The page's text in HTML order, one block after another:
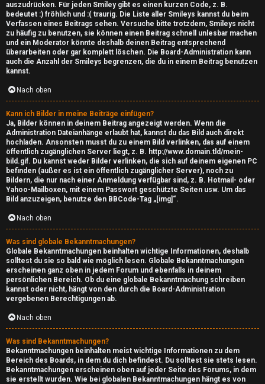
auszudrücken. Für jeden Smiley gibt es einen kurzen Code, z. B.
bedeutet :) fröhlich und :( traurig. Die Liste aller Smileys kannst du beim
Verfassen eines Beitrags sehen. Versuche bitte trotzdem, Smileys nicht
zu häufig zu benutzen, sie können einen Beitrag schnell unlesbar machen
und ein Moderator könnte deshalb deinen Beitrag entsprechend
überarbeiten oder gar komplett löschen. Die Board-Administration kann
auch die Anzahl der Smileys begrenzen, die du in einem Beitrag benutzen
kannst.
Nach oben
Kann ich Bilder in meine Beiträge einfügen?
Ja, Bilder können in deinem Beitrag angezeigt werden. Wenn die
Administration Dateianhänge erlaubt hat, kannst du das Bild auch direkt
hochladen. Ansonsten musst du zu einem Bild verlinken, das auf einem
öffentlich zugänglichen Server liegt, z. B. http://www.domain.tld/mein-
bild.gif. Du kannst weder Bilder verlinken, die sich auf deinem eigenen PC
befinden (außer es ist ein öffentlich zugänglicher Server), noch zu
Bildern, die nur nach einer Anmeldung verfügbar sind, z. B. Hotmail- oder
Yahoo-Mailboxen, mit einem Passwort geschützte Seiten usw. Um das
Bild anzuzeigen, benutze den BBCode-Tag „[img]“.
Nach oben
Was sind globale Bekanntmachungen?
Globale Bekanntmachungen beinhalten wichtige Informationen, deshalb
solltest du sie so bald wie möglich lesen. Globale Bekanntmachungen
erscheinen ganz oben in jedem Forum und ebenfalls in deinem
persönlichen Bereich. Ob du eine globale Bekanntmachung schreiben
kannst oder nicht, hängt von den durch die Board-Administration
vergebenen Berechtigungen ab.
Nach oben
Was sind Bekanntmachungen?
Bekanntmachungen beinhalten meist wichtige Informationen zu dem
Bereich des Boards, in dem du dich befindest. Du solltest sie stets lesen.
Bekanntmachungen erscheinen oben auf jeder Seite des Forums, in dem
sie erstellt wurden. Wie bei globalen Bekanntmachungen hängt es von
S
m
a
l
l
T
a
l
k
A
r
c
h
i
v
↳